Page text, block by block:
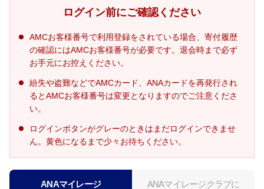
ログイン前にご確認ください
AMCお客様番号で利用登録をされている場合、寄付履歴
の確認にはAMCお客様番号が必要です。退会時まで必ず
お手元にお控えください。
紛失や盗難などでAMCカード、ANAカードを再発行され
るとAMCお客様番号は変更となりますのでご注意くださ
い。
ログインボタンがグレーのときはまだログインできませ
ん。黄色になるまで少々お待ちください。
ANAマイレージ
ANAマイレージクラブに